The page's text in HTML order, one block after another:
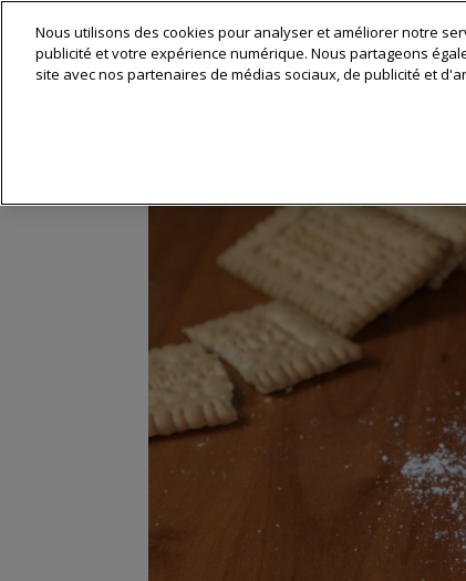
Nous utilisons des cookies pour analyser et améliorer notre
publicité et votre expérience numérique. Nous partageons
site avec nos partenaires de médias sociaux, de publicité et